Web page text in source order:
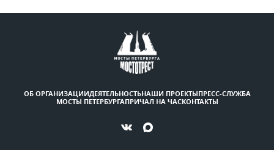
ОБ ОРГАНИЗАЦИИДЕЯТЕЛЬНОСТЬНАШИ ПРОЕКТЫПРЕСС-СЛУЖБА
МОСТЫ ПЕТЕРБУРГАПРИЧАЛ НА ЧАСКОНТАКТЫ